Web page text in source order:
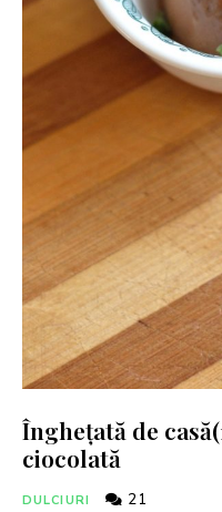
Înghețată de
ciocolată
DULCIURI 21